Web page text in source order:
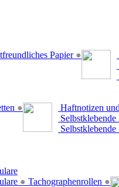
Papier ●
●
Haftnotizen
● Tachographenrollen ●